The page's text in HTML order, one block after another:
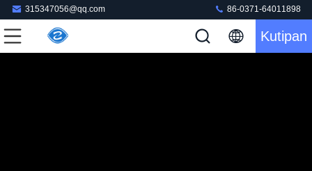
315347056@qq.com 86-0371-64011898
Kutipan